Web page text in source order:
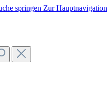
springen Zur Hauptnavigation